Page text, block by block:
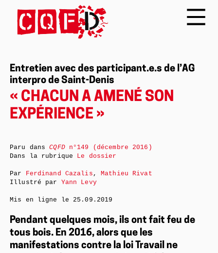
Entretien avec des participant.e.s de l’AG
interpro de Saint-Denis
« CHACUN A AMENÉ SON
EXPÉRIENCE »
Pendant quelques mois, ils ont fait feu de
tous bois. En 2016, alors que les
manifestations contre la loi Travail ne
Paru dansCQFDn°149 (décembre 2016)
Dans la rubrique Le dossier
Par Ferdinand Cazalis ,Mathieu Rivat
Illustré par Yann Levy
Mis en ligne le 25.09.2019